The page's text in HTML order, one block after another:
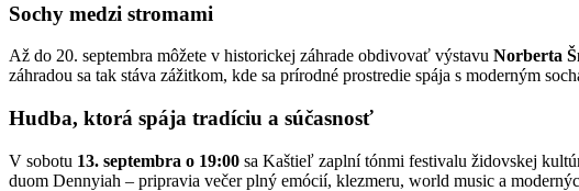
Sochy medzi stromami
Až do 20. septembra môžete v historickej záhrade obdivovať výstavu Norberta
záhradou sa tak stáva zážitkom, kde sa prírodné prostredie spája s moderným
Hudba, ktorá spája tradíciu a súčasnosť
V sobotu 13. septembra o 19:00 sa Kaštieľ zaplní tónmi festivalu židovskej
duom Dennyiah – pripravia večer plný emócií, klezmeru, world music a